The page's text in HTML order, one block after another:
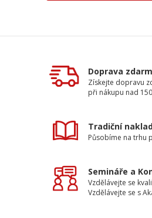
Doprava
Získejte dopravu
při nákupu nad
Tradiční
Působíme na trhu
Semináře a
Vzdělávejte se
Vzdělávejte se s